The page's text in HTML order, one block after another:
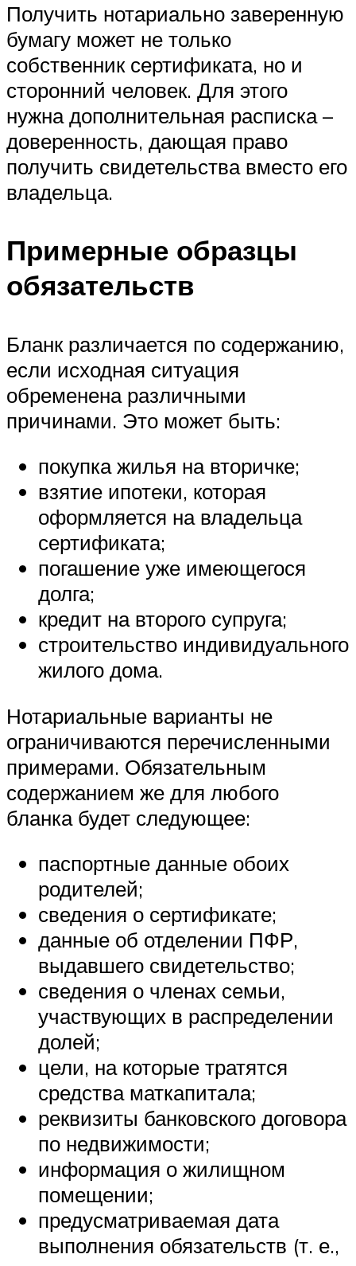
Получить нотариально заверенную
бумагу может не только
собственник сертификата, но и
сторонний человек. Для этого
нужна дополнительная расписка –
доверенность, дающая право
получить свидетельства вместо его
владельца.
Примерные образцы
обязательств
Бланк различается по содержанию,
если исходная ситуация
обременена различными
причинами. Это может быть:
покупка жилья на вторичке;
взятие ипотеки, которая
оформляется на владельца
сертификата;
погашение уже имеющегося
долга;
кредит на второго супруга;
строительство индивидуального
жилого дома.
Нотариальные варианты не
ограничиваются перечисленными
примерами. Обязательным
содержанием же для любого
бланка будет следующее:
паспортные данные обоих
родителей;
сведения о сертификате;
данные об отделении ПФР,
выдавшего свидетельство;
сведения о членах семьи,
участвующих в распределении
долей;
цели, на которые тратятся
средства маткапитала;
реквизиты банковского договора
по недвижимости;
информация о жилищном
помещении;
предусматриваемая дата
выполнения обязательств (т. е.,